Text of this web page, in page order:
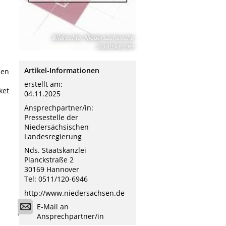
Bildrechte: Niedersächsische
Staatskanzlei
Artikel-Informationen
erstellt am:
04.11.2025
Ansprechpartner/in:
Pressestelle der
Niedersächsischen
Landesregierung
Nds. Staatskanzlei
Planckstraße 2
30169 Hannover
Tel: 0511/120-6946
http://www.niedersachsen.de
E-Mail an
Ansprechpartner/in